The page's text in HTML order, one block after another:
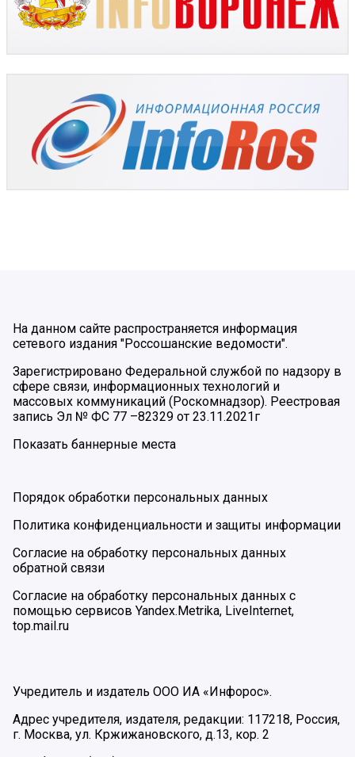
На данном сайте распространяется информация
сетевого издания "Россошанские ведомости".
Зарегистрировано Федеральной службой по надзору в
сфере связи, информационных технологий и
массовых коммуникаций (Роскомнадзор). Реестровая
запись Эл № ФС 77 –82329 от 23.11.2021г
Показать баннерные места
Порядок обработки персональных данных
Политика конфиденциальности и защиты информации
Согласие на обработку персональных данных
обратной связи
Согласие на обработку персональных данных с
помощью сервисов Yandex.Metrika, LiveInternet,
top.mail.ru
Учредитель и издатель ООО ИА «Инфорос».
Адрес учредителя, издателя, редакции: 117218, Россия,
г. Москва, ул. Кржижановского, д.13, кор. 2